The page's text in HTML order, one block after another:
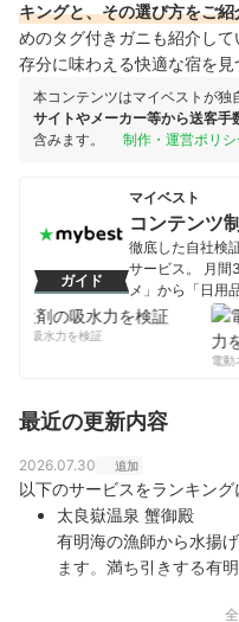
キングと、その選び方をご紹
めのタグ付きガニも紹介し
存分に味わえる快適な宿を見
本コンテンツはマイベストが独
サイトやメーカー等から送客手
含みます。
制作・運営ポリシ
ガイド
マイベスト
コンテンツ
徹底した自社検
サービス。 月間
メ」から「日用
ストな商品を選
コンテンツ
の吸水力を検証
電動
最近の更新内容
2026.07.30 追加
以下のサービスをランキング
太良嶽温泉 蟹御殿
有明海の漁師から水揚
ます。満ち引きする有